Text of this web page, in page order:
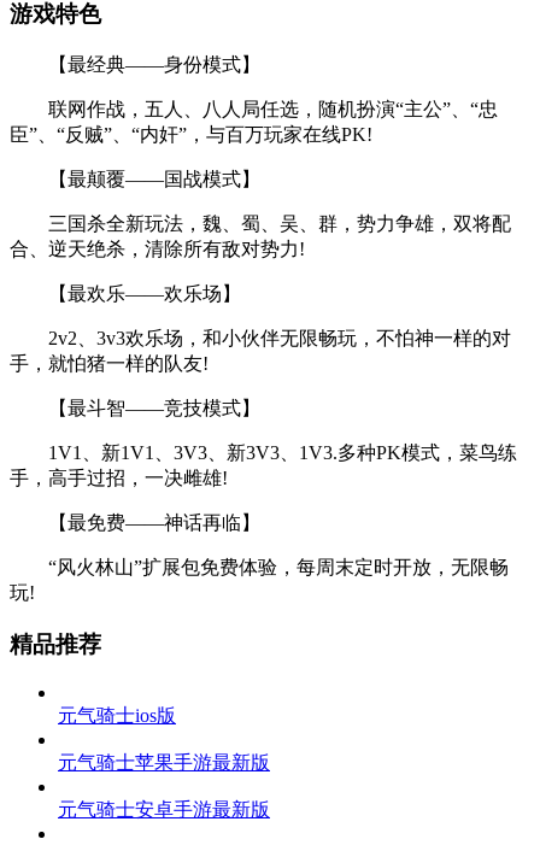
游戏特色
【最经典——身份模式】
联网作战，五人、八人局任选，随机扮演“主公”、“忠
臣”、“反贼”、“内奸”，与百万玩家在线PK!
【最颠覆——国战模式】
三国杀全新玩法，魏、蜀、吴、群，势力争雄，双将配
合、逆天绝杀，清除所有敌对势力!
【最欢乐——欢乐场】
2v2、3v3欢乐场，和小伙伴无限畅玩，不怕神一样的对
手，就怕猪一样的队友!
【最斗智——竞技模式】
1V1、新1V1、3V3、新3V3、1V3.多种PK模式，菜鸟练
手，高手过招，一决雌雄!
【最免费——神话再临】
“风火林山”扩展包免费体验，每周末定时开放，无限畅
玩!
精品推荐
元气骑士ios版
元气骑士苹果手游最新版
元气骑士安卓手游最新版